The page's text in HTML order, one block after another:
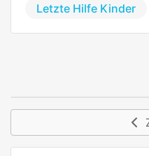
Letzte Hilfe Kinder